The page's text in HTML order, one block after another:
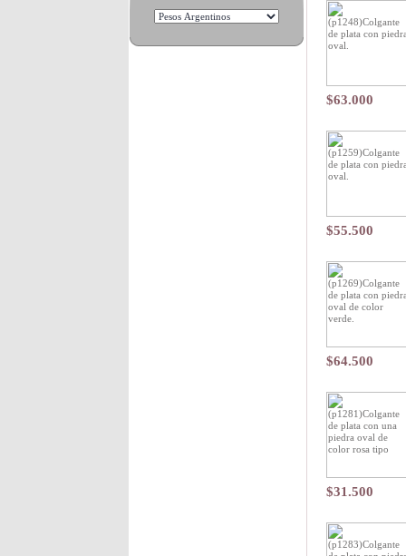
$63.000
$55.500
$64.500
$31.500